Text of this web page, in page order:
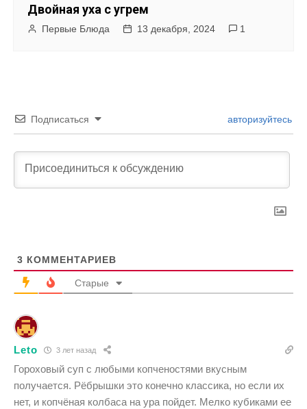
Двойная уха с угрем
Первые Блюда 13 декабря, 2024 1
Подписаться авторизуйтесь
3 КОММЕНТАРИЕВ
Старые
Leto 3 лет назад
Гороховый суп с любыми копченостями вкусным
получается. Рёбрышки это конечно классика, но если их
нет, и копчёная колбаса на ура пойдет. Мелко кубиками ее